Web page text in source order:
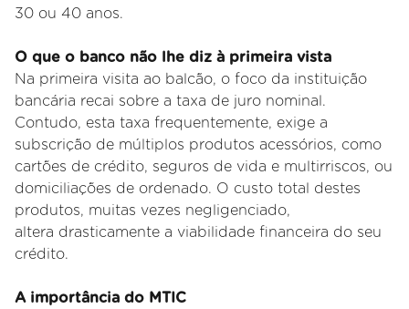
30 ou 40 anos.
O que o banco não lhe diz à primeira vista
Na primeira visita ao balcão, o foco da instituição
bancária recai sobre a taxa de juro nominal.
Contudo, esta taxa frequentemente, exige a
subscrição de múltiplos produtos acessórios, como
cartões de crédito, seguros de vida e multirriscos, ou
domiciliações de ordenado. O custo total destes
produtos, muitas vezes negligenciado,
altera drasticamente a viabilidade financeira do seu
crédito.
A importância do MTIC